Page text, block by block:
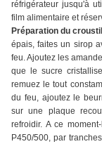
réfrigérateur jusqu'à
film alimentaire et
Préparation du
épais, faites un sirop
feu. Ajoutez les
que le sucre
remuez le tout
du feu, ajoutez le
sur une plaque
refroidir. A ce
P450/500, par